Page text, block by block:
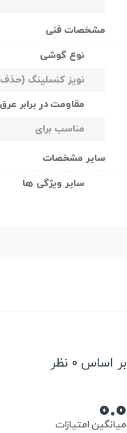
مشخصات فنی
نوع گوشی
نویز کنسلینگ
مقاومت در برابر
مناسب برای
سایر مشخصات
سایر ویژگی ها
بر اساس 0 نظر
0.0
میانگین امتیازات